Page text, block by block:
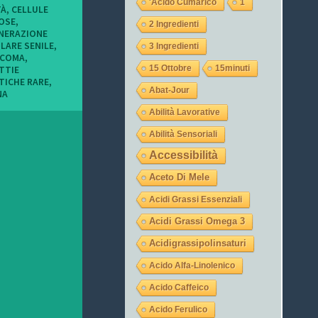
, CELLULE
,
SENILE,
,
RARE,
o
f
i
l
o
d
i
t
u
c
o
n
i
m
i
e
i
o
c
c
h
i
s
u
F
a
c
e
o
f
i
l
o
d
L
u
r
a
_
o
c
c
h
i
9
s
u
T
w
i
t
t
e
r
o
f
d
i
s
t
a
g
r
a
m
'acido Cumarico 1
2 Ingredienti
3 Ingredienti
15 Ottobre 15minuti
Abat-Jour
Abilità Lavorative
Abilità Sensoriali
Accessibilità
Aceto Di Mele
Acidi Grassi Essenziali
Acidi Grassi Omega 3
Acidigrassipolinsaturi
Acido Alfa-Linolenico
Acido Caffeico
Acido Ferulico